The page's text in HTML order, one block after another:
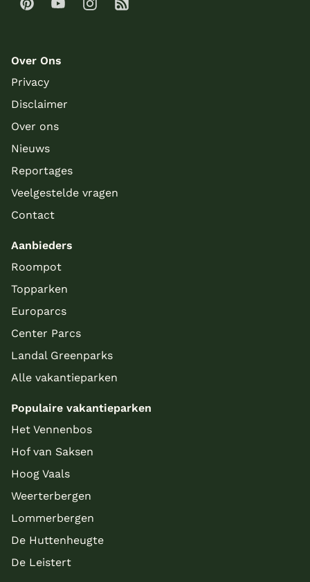
Meer inladen
Over Ons
Privacy
Disclaimer
Over ons
Nieuws
Reportages
Veelgestelde vragen
Contact
Aanbieders
Roompot
Topparken
Europarcs
Center Parcs
Landal Greenparks
Alle vakantieparken
Populaire vakantieparken
Het Vennenbos
Hof van Saksen
Hoog Vaals
Weerterbergen
Lommerbergen
De Huttenheugte
De Leistert